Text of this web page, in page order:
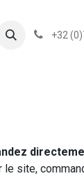
+32
site,